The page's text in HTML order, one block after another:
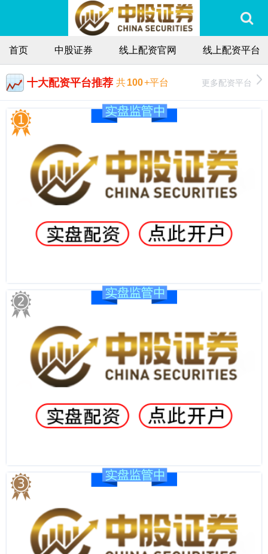
首页 中股证券 线上配资官网 线上配资平台
十大配资平台推荐 共100+平台 更多配资平台